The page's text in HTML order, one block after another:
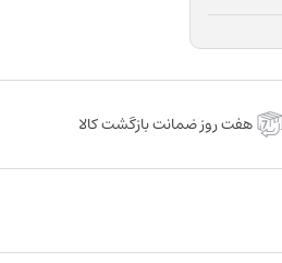
هفت روز ضمانت بازگشت کالا